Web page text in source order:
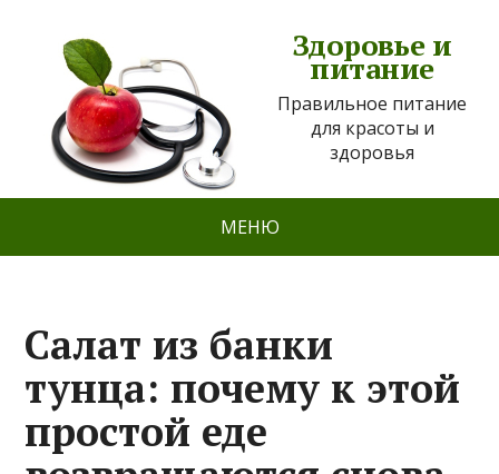
Здоровье и
питание
Правильное питание
для красоты и
здоровья
МЕНЮ
Салат из банки
тунца: почему к этой
простой еде